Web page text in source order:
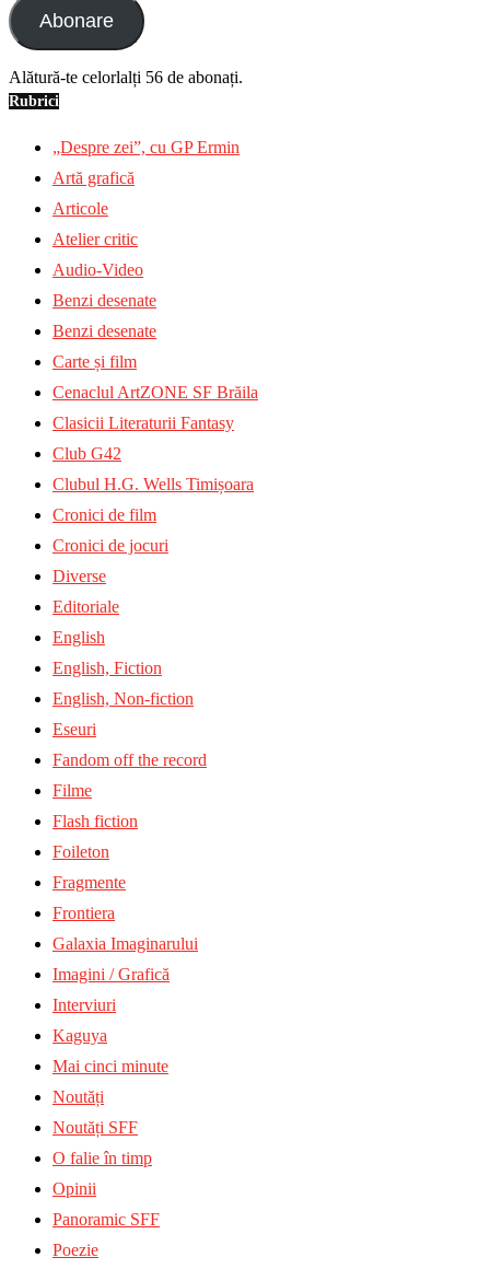
Abonare
Alătură-te celorlalți 56 de abonați.
Rubrici
„Despre zei”, cu GP Ermin
Artă grafică
Articole
Atelier critic
Audio-Video
Benzi desenate
Benzi desenate
Carte și film
Cenaclul ArtZONE SF Brăila
Clasicii Literaturii Fantasy
Club G42
Clubul H.G. Wells Timișoara
Cronici de film
Cronici de jocuri
Diverse
Editoriale
English
English, Fiction
English, Non-fiction
Eseuri
Fandom off the record
Filme
Flash fiction
Foileton
Fragmente
Frontiera
Galaxia Imaginarului
Imagini / Grafică
Interviuri
Kaguya
Mai cinci minute
Noutăți
Noutăți SFF
O falie în timp
Opinii
Panoramic SFF
Poezie